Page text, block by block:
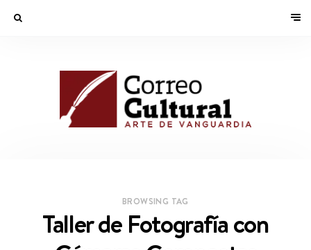
BROWSING TAG
Taller de Fotografía con